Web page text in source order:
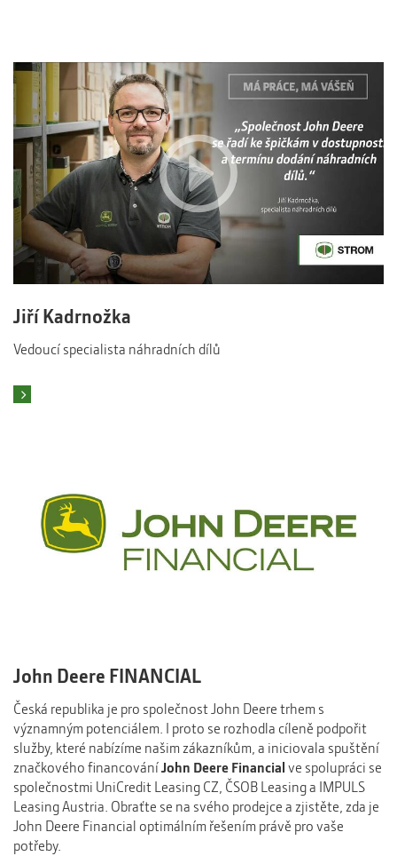
Jiří Kadrnožka
Vedoucí specialista náhradních dílů
John Deere FINANCIAL
Česká republika je pro společnost John Deere trhem s
významným potenciálem. I proto se rozhodla cíleně podpořit
služby, které nabízíme našim zákazníkům, a iniciovala spuštění
značkového financováníJohn Deere Financialve spolupráci se
společnostmi UniCredit Leasing CZ, ČSOB Leasing a IMPULS
Leasing Austria. Obraťte se na svého prodejce a zjistěte, zda je
John Deere Financial optimálním řešením právě pro vaše
potřeby.